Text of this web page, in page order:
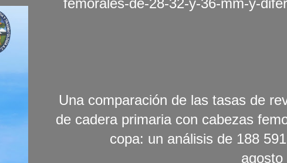
femorales-de-28-32-y-36-mm-y-
Una comparación de las tasas de
de cadera primaria con cabezas
copa: un análisis de 188